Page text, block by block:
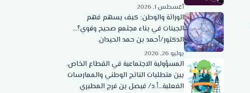
أغسطس 1, 2026
الوراثة والوطن: كيف يسهم فهم
الجينات في بناء مجتمع صحيح وقوي؟…
الدكتور/أحمد بن حمد الحيدان.
يوليو 26, 2026
المسؤولية الاجتماعية في القطاع الخاص،
بين متطلبات الناتج الوطني والممارسات
الفعلية…أ.د/ فيصل بن فرج المطيري